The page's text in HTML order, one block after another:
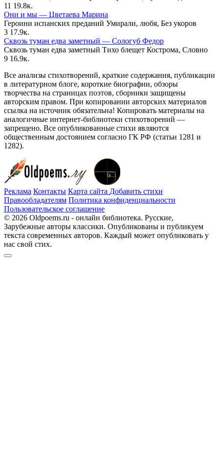
11 19.8к.
Они и мы — Цветаева Марина
Героини испанских преданий Умирали, любя, Без укоров
3 17.9к.
Сквозь туман едва заметный — Сологуб Федор
Сквозь туман едва заметный Тихо блещет Кострома, Словно
9 16.9к.
Все анализы стихотворений, краткие содержания, публикации
в литературном блоге, короткие биографии, обзоры
творчества на страницах поэтов, сборники защищены
авторским правом. При копировании авторских материалов
ссылка на источник обязательна! Копировать материалы на
аналогичные интернет-библиотеки стихотворений —
запрещено. Все опубликованные стихи являются
общественным достоянием согласно ГК РФ (статьи 1281 и
1282).
Реклама Контакты Карта сайта Добавить стихи
Правообладателям Политика конфиденциальности
Пользовательское соглашение
© 2026 Oldpoems.ru - онлайн библиотека. Русские,
Зарубежные авторы классики. Опубликованы и публикуем
текста современных авторов. Каждый может опубликовать у
нас свой стих.